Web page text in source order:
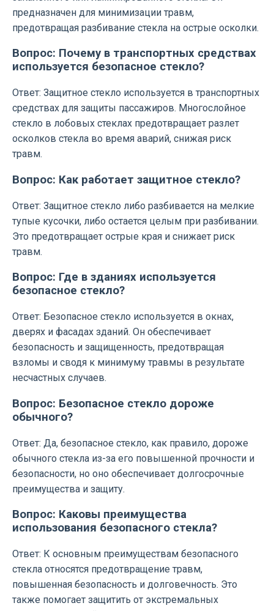
предназначен для минимизации травм,
предотвращая разбивание стекла на острые осколки.
Вопрос: Почему в транспортных средствах
используется безопасное стекло?
Ответ: Защитное стекло используется в транспортных
средствах для защиты пассажиров. Многослойное
стекло в лобовых стеклах предотвращает разлет
осколков стекла во время аварий, снижая риск
травм.
Вопрос: Как работает защитное стекло?
Ответ: Защитное стекло либо разбивается на мелкие
тупые кусочки, либо остается целым при разбивании.
Это предотвращает острые края и снижает риск
травм.
Вопрос: Где в зданиях используется
безопасное стекло?
Ответ: Безопасное стекло используется в окнах,
дверях и фасадах зданий. Он обеспечивает
безопасность и защищенность, предотвращая
взломы и сводя к минимуму травмы в результате
несчастных случаев.
Вопрос: Безопасное стекло дороже
обычного?
Ответ: Да, безопасное стекло, как правило, дороже
обычного стекла из-за его повышенной прочности и
безопасности, но оно обеспечивает долгосрочные
преимущества и защиту.
Вопрос: Каковы преимущества
использования безопасного стекла?
Ответ: К основным преимуществам безопасного
стекла относятся предотвращение травм,
повышенная безопасность и долговечность. Это
также помогает защитить от экстремальных